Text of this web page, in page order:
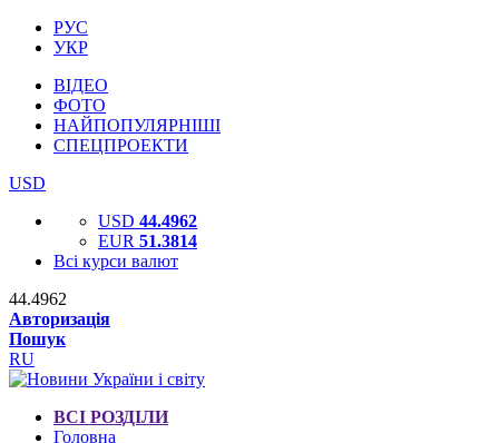
РУС
УКР
ВІДЕО
ФОТО
НАЙПОПУЛЯРНІШІ
СПЕЦПРОЕКТИ
USD
USD 44.4962
EUR 51.3814
Всі курси валют
44.4962
Авторизація
Пошук
RU
ВСІ РОЗДІЛИ
Головна